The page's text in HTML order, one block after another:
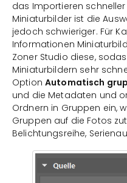
das Importieren
Miniaturbilder ist die
jedoch schwieriger. Für
Informationen
Zoner Studio diese,
Miniaturbildern sehr
Option Automatisch
und die Metadaten und
Ordnern in Gruppen ein,
Gruppen auf die Fotos
Belichtungsreihe,